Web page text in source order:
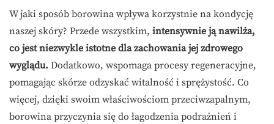
W jaki sposób borowina wpływa korzystnie na kondycję
naszej skóry? Przede wszystkim, intensywnie ją nawilża,
co jest niezwykle istotne dla zachowania jej zdrowego
wyglądu. Dodatkowo, wspomaga procesy regeneracyjne,
pomagając skórze odzyskać witalność i sprężystość. Co
więcej, dzięki swoim właściwościom przeciwzapalnym,
borowina przyczynia się do łagodzenia podrażnień i